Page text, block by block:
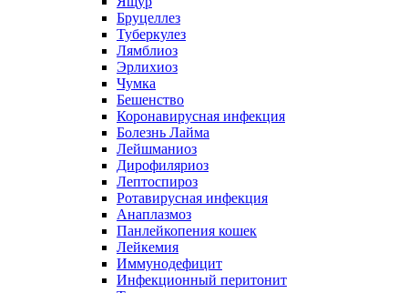
Бруцеллез
Туберкулез
Лямблиоз
Эрлихиоз
Чумка
Бешенство
Коронавирусная инфекция
Болезнь Лайма
Лейшманиоз
Дирофиляриоз
Лептоспироз
Ротавирусная инфекция
Анаплазмоз
Панлейкопения кошек
Лейкемия
Иммунодефицит
Инфекционный перитонит